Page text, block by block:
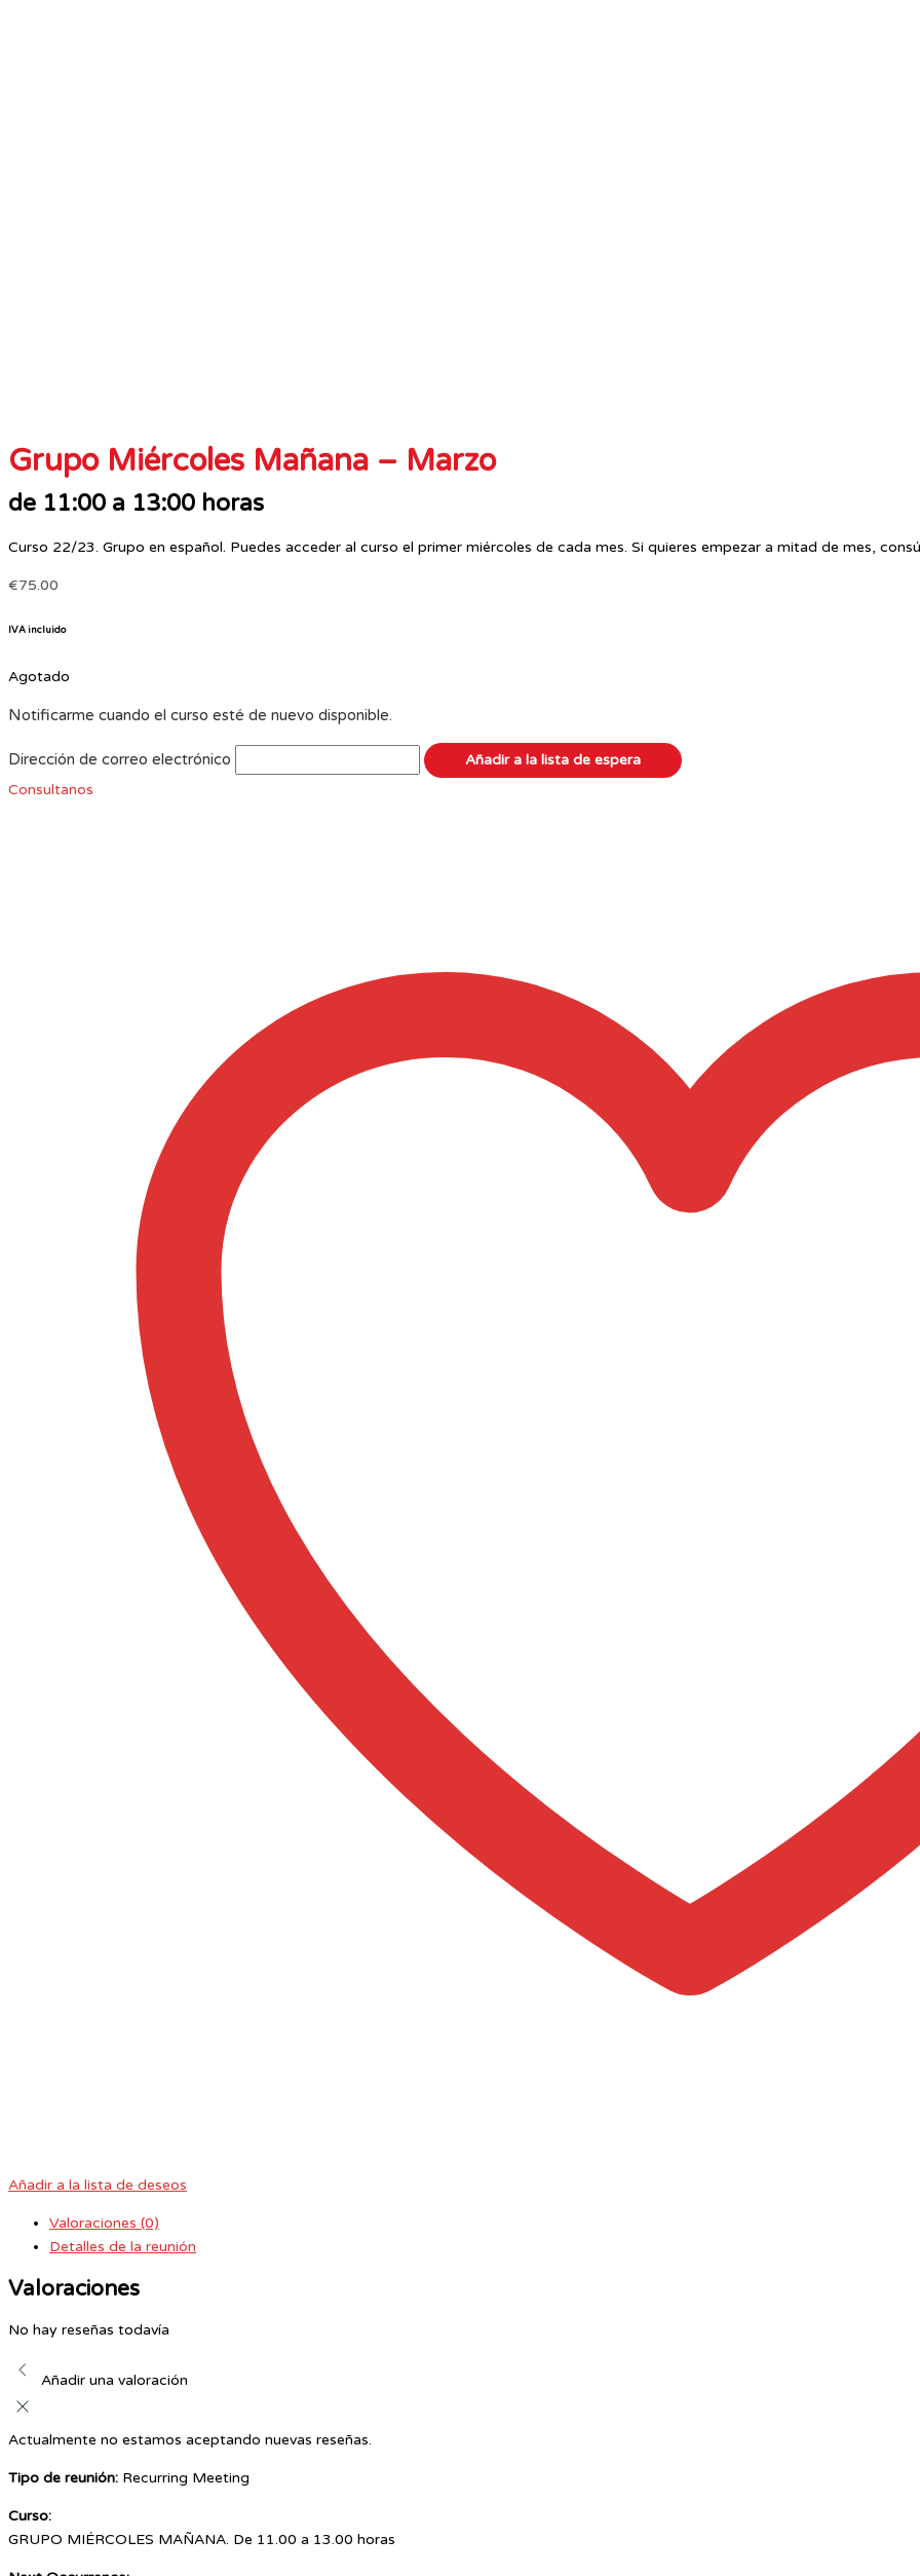
Grupo Miércoles Mañana – Marzo
de 11:00 a 13:00 horas
Curso 22/23. Grupo en español. Puedes acceder al curso el primer miércoles de cada mes. Si quieres empezar a mitad de mes,
€75.00
IVA incluido
Agotado
Notificarme cuando el curso esté de nuevo disponible.
Dirección de correo electrónico
Consultanos
Añadir a la lista de deseos
Valoraciones (0)
Detalles de la reunión
Valoraciones
No hay reseñas todavía
Añadir una valoración
Actualmente no estamos aceptando nuevas reseñas.
Tipo de reunión: Recurring Meeting
Curso:
GRUPO MIÉRCOLES MAÑANA. De 11.00 a 13.00 horas